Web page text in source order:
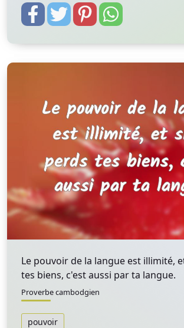
Le pouvoir de la langue est illimité,
tes biens, c'est aussi par ta langue.
Proverbe cambodgien
pouvoir